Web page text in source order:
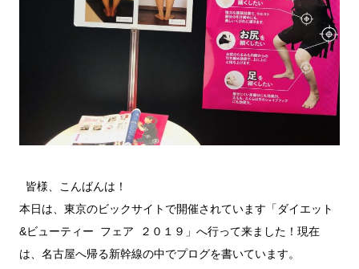
皆様、こんばんは！
本日は、東京のビックサイトで開催されています「ダイエット
&ビューティー フェア ２０１９」へ行って来ました！現在
は、名古屋へ帰る新幹線の中でプログを書いています。